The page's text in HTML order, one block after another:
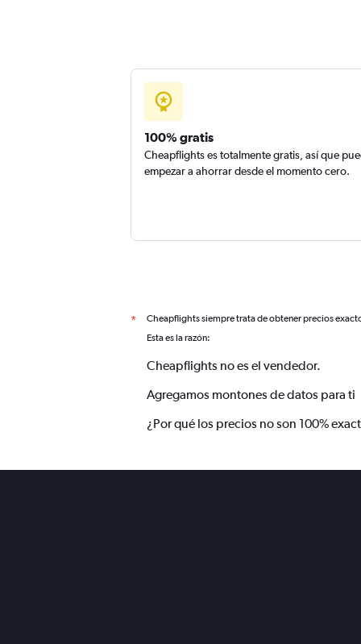
100% gratis
Cheapflights es totalmente gratis, así que
empezar a ahorrar desde el momento cero.
* Cheapflights siempre trata de obtener precios
Esta es la razón:
Cheapflights no es el vendedor.
Agregamos montones de datos para ti
¿Por qué los precios no son 100%